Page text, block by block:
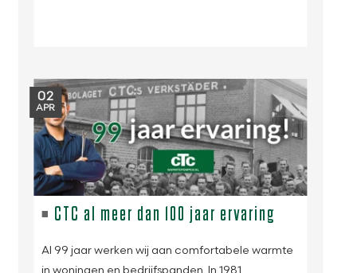
02
APR
CTC al meer dan 100 jaar ervaring
Al 99 jaar werken wij aan comfortabele warmte
in woningen en bedrijfspanden. In 1981